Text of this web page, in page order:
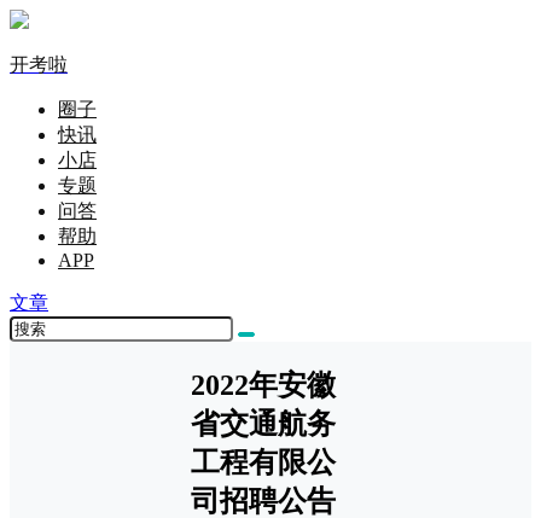
开考啦
圈子
快讯
小店
专题
问答
帮助
APP
文章
2022年安徽
省交通航务
工程有限公
司招聘公告